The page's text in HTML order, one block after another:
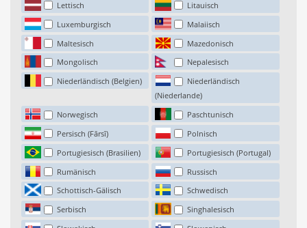
Lettisch
Litauisch
Luxemburgisch
Malaiisch
Maltesisch
Mazedonisch
Mongolisch
Nepalesisch
Niederländisch (Belgien)
Niederländisch
(Niederlande)
Norwegisch
Paschtunisch
Persisch (Fārsī)
Polnisch
Portugiesisch (Brasilien)
Portugiesisch (Portugal)
Rumänisch
Russisch
Schottisch-Gälisch
Schwedisch
Serbisch
Singhalesisch